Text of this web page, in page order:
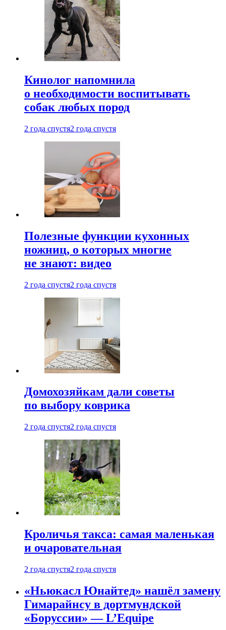
Кинолог напомнила
о необходимости воспитывать
собак любых пород
2 года спустя2 года спустя
Полезные функции кухонных
ножниц, о которых многие
не знают: видео
2 года спустя2 года спустя
Домохозяйкам дали советы
по выбору коврика
2 года спустя2 года спустя
Кроличья такса: самая маленькая
и очаровательная
2 года спустя2 года спустя
«Ньюкасл Юнайтед» нашёл замену
Гимарайнсу в дортмундской
«Боруссии» — L’Equipe